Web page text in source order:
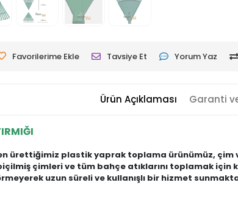
Favorilerime Ekle Tavsiye Et Yorum Yaz
Ürün Açıklaması Garanti
ürettiğimiz plastik yaprak toplama ürünümüz, çim
çimleri ve tüm bahçe atıklarını toplamak
uzun süreli ve kullanışlı bir hizmet